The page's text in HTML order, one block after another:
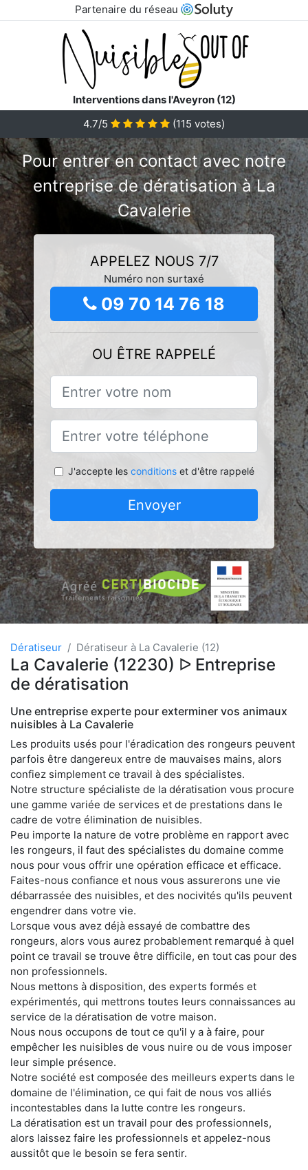
Partenaire du réseau
Interventions dans l'Aveyron (12)
4.7/5
(115 votes)
Pour entrer en contact avec notre
entreprise de dératisation à La
Cavalerie
APPELEZ NOUS 7/7
Numéro non surtaxé
09 70 14 76 18
OU ÊTRE RAPPELÉ
J'accepte les conditionset d'être rappelé
Envoyer
Dératiseur Dératiseur à La Cavalerie (12)
La Cavalerie (12230) ᐅ Entreprise
de dératisation
Une entreprise experte pour exterminer vos animaux
nuisibles à La Cavalerie
Les produits usés pour l'éradication des rongeurs peuvent
parfois être dangereux entre de mauvaises mains, alors
confiez simplement ce travail à des spécialistes.
Notre structure spécialiste de la dératisation vous procure
une gamme variée de services et de prestations dans le
cadre de votre élimination de nuisibles.
Peu importe la nature de votre problème en rapport avec
les rongeurs, il faut des spécialistes du domaine comme
nous pour vous offrir une opération efficace et efficace.
Faites-nous confiance et nous vous assurerons une vie
débarrassée des nuisibles, et des nocivités qu'ils peuvent
engendrer dans votre vie.
Lorsque vous avez déjà essayé de combattre des
rongeurs, alors vous aurez probablement remarqué à quel
point ce travail se trouve être difficile, en tout cas pour des
non professionnels.
Nous mettons à disposition, des experts formés et
expérimentés, qui mettrons toutes leurs connaissances au
service de la dératisation de votre maison.
Nous nous occupons de tout ce qu'il y a à faire, pour
empêcher les nuisibles de vous nuire ou de vous imposer
leur simple présence.
Notre société est composée des meilleurs experts dans le
domaine de l'élimination, ce qui fait de nous vos alliés
incontestables dans la lutte contre les rongeurs.
La dératisation est un travail pour des professionnels,
alors laissez faire les professionnels et appelez-nous
aussitôt que le besoin se fera sentir.